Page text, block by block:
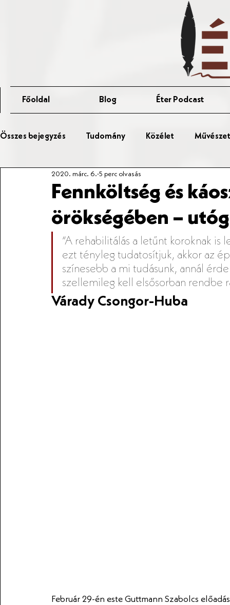
Főoldal Blog Éter Podcast
Összes bejegyzés Tudomány Közélet
Érted Talks Affér Vitaest
Fennköltség és
örökségében –
2020. márc. 6. 5 perc olvasás
“A rehabilitálás a letűnt koroknak
ezt tényleg tudatosítjuk, akkor az
színesebb a mi tudásunk, annál
szellemileg kell elsősorban rendbe
Várady Csongor-Huba
Február 29-én este Guttmann Szabolcs